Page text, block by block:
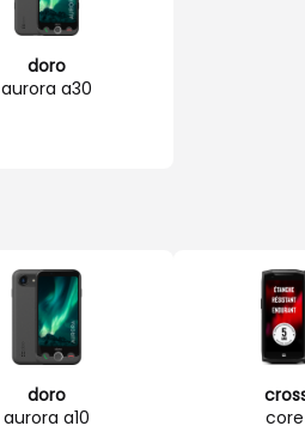
doro
aurora a30
doro
aurora a10